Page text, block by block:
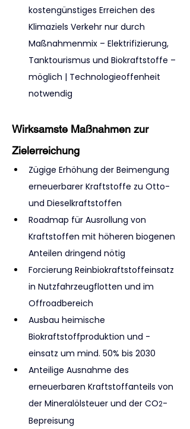
kostengünstiges Erreichen des
Klimaziels Verkehr nur durch
Maßnahmenmix – Elektrifizierung,
Tanktourismus und Biokraftstoffe –
möglich | Technologieoffenheit
notwendig
Wirksamste Maßnahmen zur
Zielerreichung
Zügige Erhöhung der Beimengung
erneuerbarer Kraftstoffe zu Otto-
und Dieselkraftstoffen
Roadmap für Ausrollung von
Kraftstoffen mit höheren biogenen
Anteilen dringend nötig
Forcierung Reinbiokraftstoffeinsatz
in Nutzfahrzeugflotten und im
Offroadbereich
Ausbau heimische
Biokraftstoffproduktion und -
einsatz um mind. 50% bis 2030
Anteilige Ausnahme des
erneuerbaren Kraftstoffanteils von
der Mineralölsteuer und der CO2-
Bepreisung